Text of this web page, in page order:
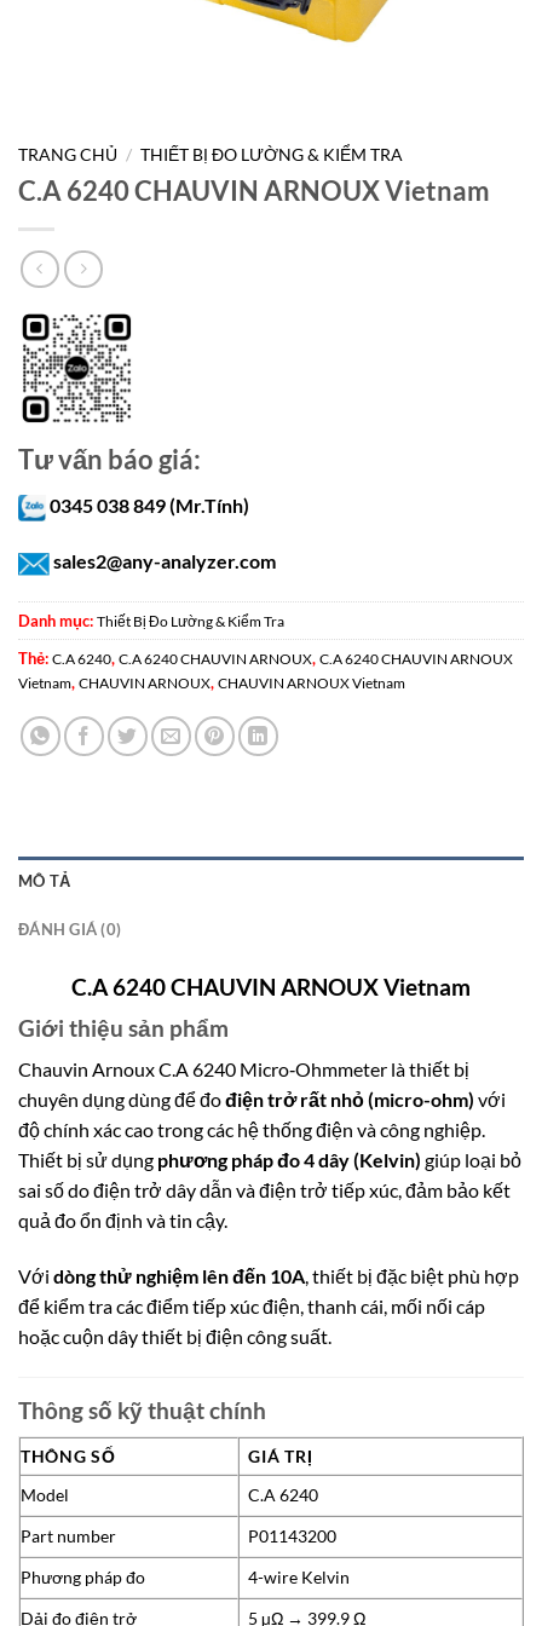
TRANG CHỦ / THIẾT BỊ ĐO LƯỜNG & KIỂM TRA
C.A 6240 CHAUVIN ARNOUX Vietnam
Tư vấn báo giá:
0345 038 849 (Mr.Tính)
sales2@any-analyzer.com
Danh mục: Thiết Bị Đo Lường & Kiểm Tra
Thẻ: C.A 6240, C.A 6240 CHAUVIN ARNOUX, C.A 6240 CHAUVIN ARNOUX
Vietnam, CHAUVIN ARNOUX, CHAUVIN ARNOUX Vietnam
MÔ TẢ
ĐÁNH GIÁ (0)
C.A 6240 CHAUVIN ARNOUX Vietnam
Giới thiệu sản phẩm
Chauvin Arnoux C.A 6240 Micro‑Ohmmeter là thiết bị
chuyên dụng dùng để đođiện trở rất nhỏ (micro-ohm) với
độ chính xác cao trong các hệ thống điện và công nghiệp.
Thiết bị sử dụng phương pháp đo 4 dây (Kelvin) giúp loại bỏ
sai số do điện trở dây dẫn và điện trở tiếp xúc, đảm bảo kết
quả đo ổn định và tin cậy.
Với dòng thử nghiệm lên đến 10A, thiết bị đặc biệt phù hợp
để kiểm tra các điểm tiếp xúc điện, thanh cái, mối nối cáp
hoặc cuộn dây thiết bị điện công suất.
Thông số kỹ thuật chính
THÔNG SỐ
GIÁ TRỊ
Model
C.A 6240
Part number
P01143200
Phương pháp đo
4-wire Kelvin
Dải đo điện trở
5 µΩ → 399.9 Ω